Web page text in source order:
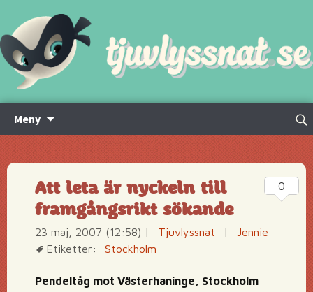
Meny
innehåll
Sök
Att leta är nyckeln till
framgångsrikt sökande
23 maj, 2007 (12:58) | Tjuvlyssnat |
Jennie
Etiketter:
Stockholm
Pendeltåg mot Västerhaninge, Stockholm
0